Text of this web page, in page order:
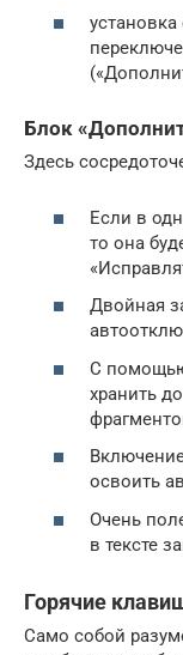
Блок
Здесь
Если в
то она
Двойная
С
хранить
освоить
Очень
в тексте
Горячие
Само собой